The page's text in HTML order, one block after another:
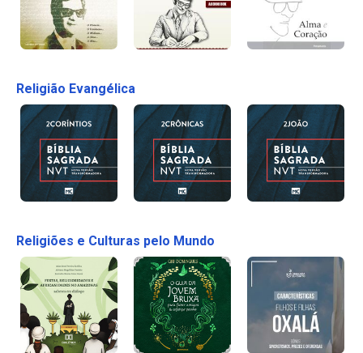
Religião Evangélica
Religiões e Culturas pelo Mundo